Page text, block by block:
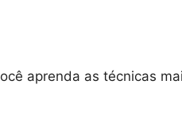
aprenda as técnicas